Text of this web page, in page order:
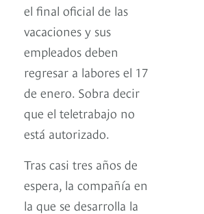
el final oficial de las
vacaciones y sus
empleados deben
regresar a labores el 17
de enero. Sobra decir
que el teletrabajo no
está autorizado.
Tras casi tres años de
espera, la compañía en
la que se desarrolla la